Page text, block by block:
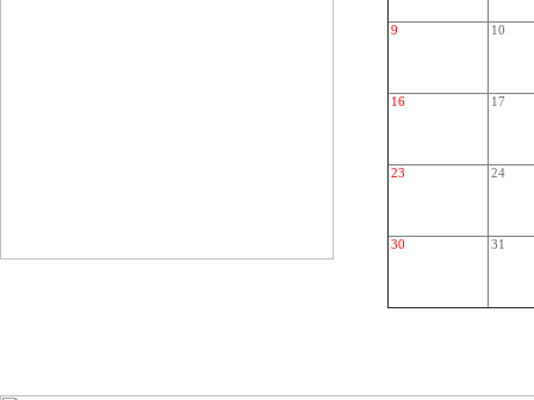
9 10
16 17
23 24
30 31